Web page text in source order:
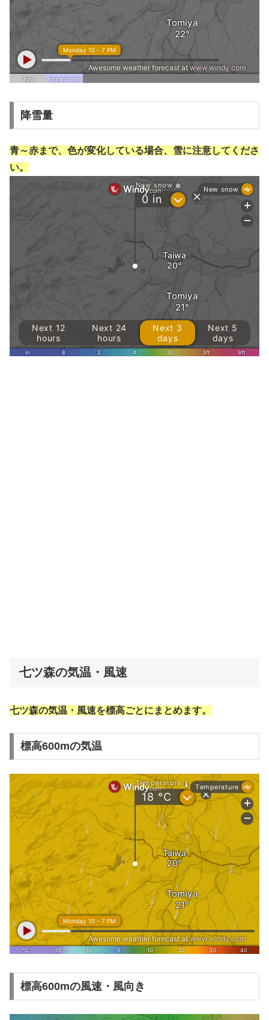
降雪量
青～赤まで、色が変化している場合、雪に注意してくださ
い。
七ツ森の気温・風速
七ツ森の気温・風速を標高ごとにまとめます。
標高600mの気温
標高600mの風速・風向き